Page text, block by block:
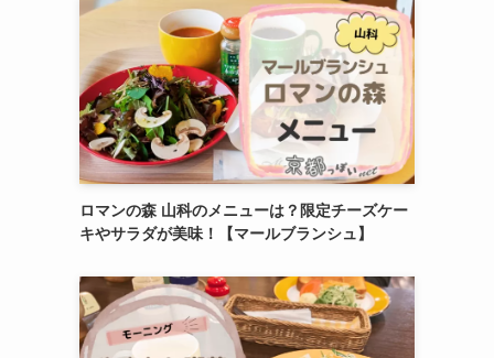
ロマンの森 山科のメニューは？限定チーズケー
キやサラダが美味！【マールブランシュ】